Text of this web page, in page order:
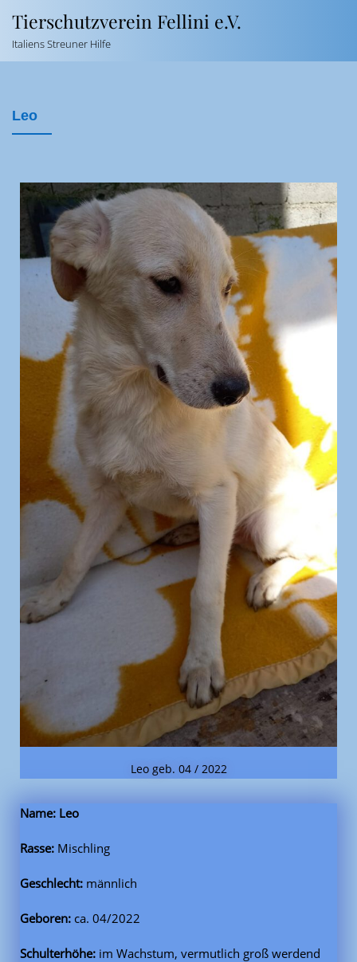
Tierschutzverein Fellini e.V.
Italiens Streuner Hilfe
Leo
Leo geb. 04 / 2022
Name: Leo
Rasse: Mischling
Geschlecht: männlich
Geboren: ca. 04/2022
Schulterhöhe: im Wachstum, vermutlich groß werdend